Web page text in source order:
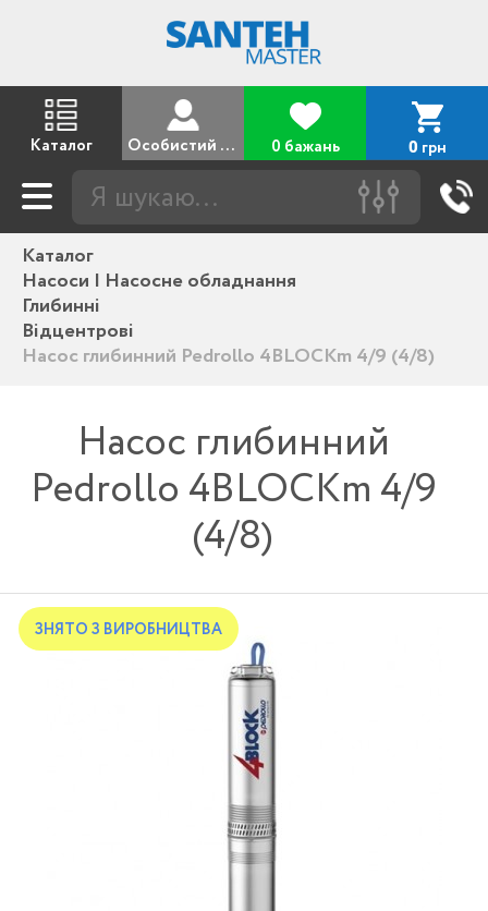
Каталог Особистий кабінет 0 бажань 0 грн
Каталог
Насоси | Насосне обладнання
Глибинні
Відцентрові
Насос глибинний Pedrollo 4BLOCKm 4/9 (4/8)
Насос глибинний
Pedrollo 4BLOCKm 4/9
(4/8)
ЗНЯТО З ВИРОБНИЦТВА